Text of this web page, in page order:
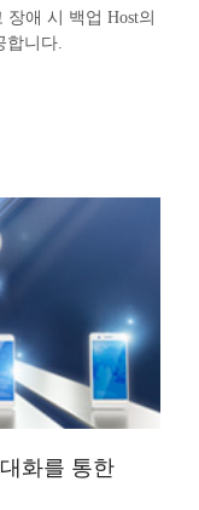
장애 시 백업 Host의
합니다.
화를 통한